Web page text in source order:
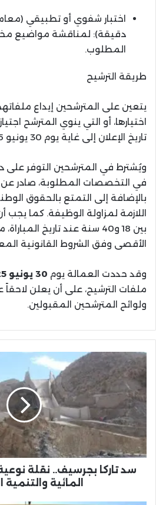
دقيقة): لمناقشة مواضيع
المطلوب.
طريقة الترشيح
يتعين على المترشحين إيداع
اختيارها، أو التي ينوي المترشح
تاريخ الإعلان إلى غاية يوم 30 يونيو 2025 كآخر أجل.
ويُشترط في المترشحين التوفر
في التخصصات المطلوبة، صادر
بالإضافة إلى التمتع بالحقوق
اللازمة لمزاولة الوظيفة. كما يجب
بين 18 و40 سنة عند تاريخ
الأقصى وفق الشروط القانونية
وقد حددت العمالة يوم 30 يونيو 2025
ملفات الترشيح، على أن يعلن لاحقاً
ولوائح المترشحين المقبولين.
سد
تاركا
بجرسيف..
نقلة
نوعية
في
البنية
التحتية
المائية
والتنمية
سد تاركا بجرسيف.. نقلة
المائية والتنمية